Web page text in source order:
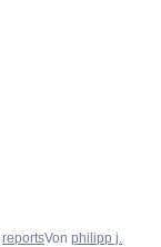
reportsVon philipp j.